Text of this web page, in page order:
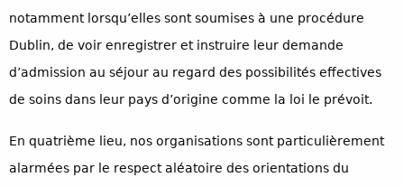
notamment lorsqu’elles sont soumises à une procédure
Dublin, de voir enregistrer et instruire leur demande
d’admission au séjour au regard des possibilités effectives
de soins dans leur pays d’origine comme la loi le prévoit.
En quatrième lieu, nos organisations sont particulièrement
alarmées par le respect aléatoire des orientations du